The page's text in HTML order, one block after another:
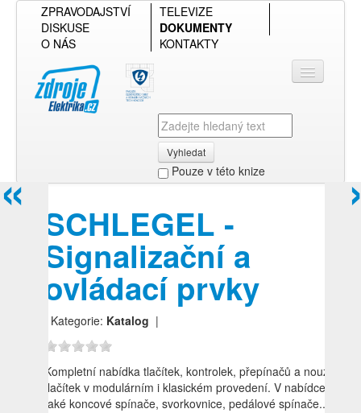
ZPRAVODAJSTVÍ
TELEVIZE
DISKUSE
DOKUMENTY
O NÁS
KONTAKTY
Vyhledat
Pouze v této knize
Přehled podle firmy
Přehled podle obsahu
SCHLEGEL -
Signalizační a
ovládací prvky
| Kategorie: Katalog |
Kompletní nabídka tlačítek, kontrolek, přepínačů a nouzových
tlačítek v modulárním i klasickém provedení. V nabídce jsou
také koncové spínače, svorkovnice, pedálové spínače...
«